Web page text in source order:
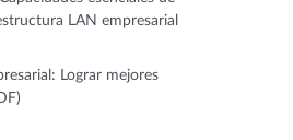
LAN empresarial
Lograr mejores